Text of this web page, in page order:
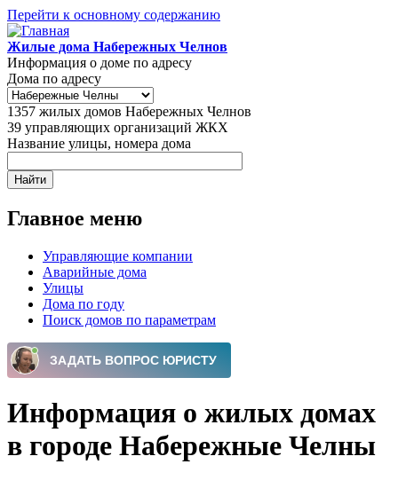
Перейти к основному содержанию
Жилые дома Набережных Челнов
Информация о доме по адресу
Дома по адресу
1357 жилых домов Набережных Челнов
39 управляющих организаций ЖКХ
Название улицы, номера дома
Главное меню
Управляющие компании
Аварийные дома
Улицы
Дома по году
Поиск домов по параметрам
Информация о жилых домах
в городе Набережные Челны